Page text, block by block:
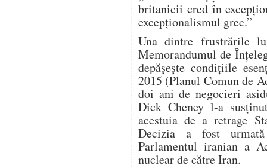
britanicii cred în
excepționalismul grec.”
Una dintre frustrările
Memorandumul de
depășește condițiile
2015 (Planul Comun de
doi ani de negocieri
Dick Cheney l-a
acestuia de a retrage
Decizia a fost
Parlamentul iranian a
nuclear de către Iran.